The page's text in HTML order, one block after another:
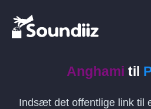
Anghami til
Indsæt det offentlige link til